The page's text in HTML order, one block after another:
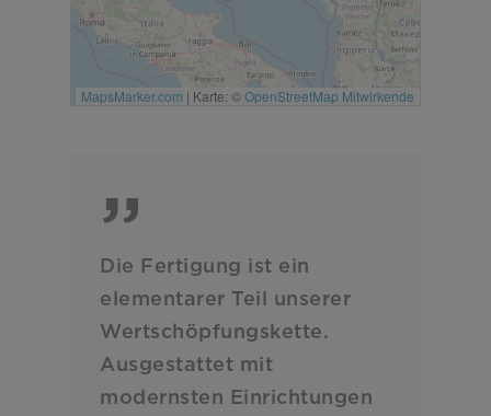
MapsMarker.com | Karte: ©OpenStreetMap Mitwirkende
”
Die Fertigung ist ein
elementarer Teil unserer
Wertschöpfungskette.
Ausgestattet mit
modernsten Einrichtungen